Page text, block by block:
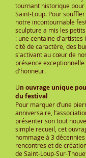
tournant historique pour
Saint-Loup. Pour
notre incontournable
sculpture a mis les
: une centaine d'artistes
cité de caractère, des
s'activant au cœur de
présence
d'honneur.
Un ouvrage unique
du festival
Pour marquer d’une
anniversaire,
présenter son tout
simple recueil, cet
hommage à 3
rencontres et de
de Saint-Loup-Sur-